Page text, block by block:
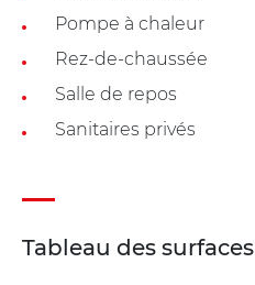
Pompe à chaleur
Rez-de-chaussée
Salle de repos
Sanitaires privés
Tableau des surfaces